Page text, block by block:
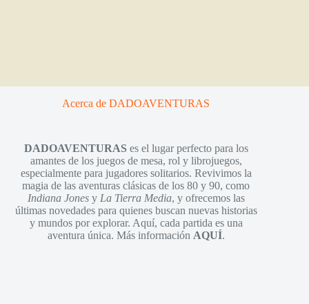
Acerca de DADOAVENTURAS
DADOAVENTURASes el lugar perfecto para los
amantes de los juegos de mesa, rol y librojuegos,
especialmente para jugadores solitarios. Revivimos la
magia de las aventuras clásicas de los 80 y 90, como
Indiana Jonesy La Tierra Media, y ofrecemos las
últimas novedades para quienes buscan nuevas historias
y mundos por explorar. Aquí, cada partida es una
aventura única. Más información AQUÍ.